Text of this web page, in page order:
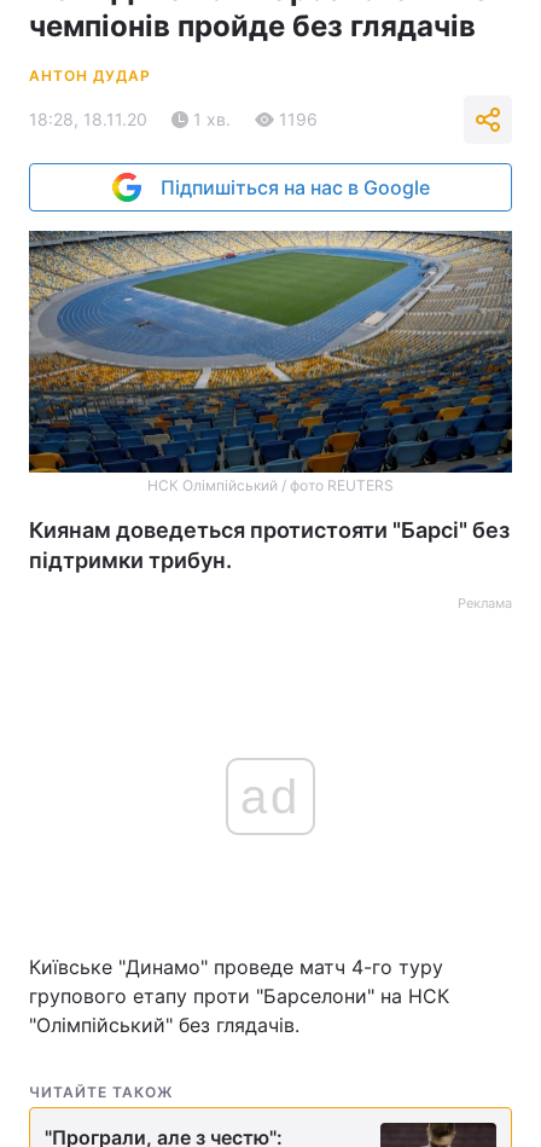
чемпіонів пройде без глядачів
АНТОН ДУДАР
18:28, 18.11.20 1 хв. 1196
Підпишіться на нас в Google
НСК Олімпійський / фото REUTERS
Киянам доведеться протистояти "Барсі" без
підтримки трибун.
Реклама
ad
Київське "Динамо" проведе матч 4-го туру
групового етапу проти "Барселони" на НСК
"Олімпійський" без глядачів.
ЧИТАЙТЕ ТАКОЖ
"Програли, але з честю":